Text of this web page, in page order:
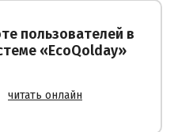
пользователей в
«EcoQolday»
читать онлайн